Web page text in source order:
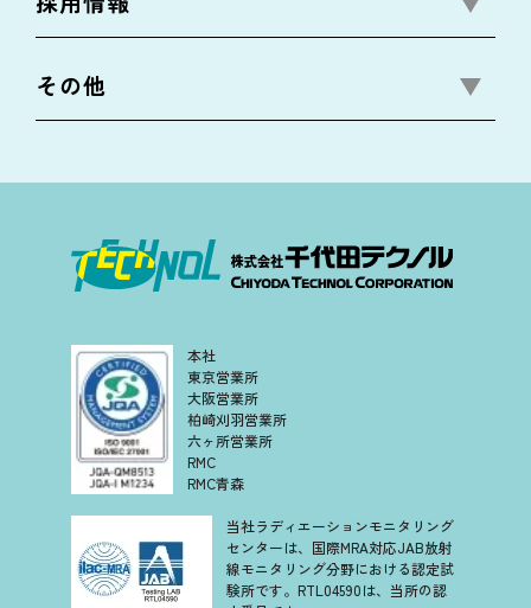
その他
本社
東京営業所
大阪営業所
柏崎刈羽営業所
六ヶ所営業所
RMC
RMC青森
当社ラディエーションモニタリング
センターは、国際MRA対応JAB放射
線モニタリング分野における認定試
験所です。RTL04590は、当所の認